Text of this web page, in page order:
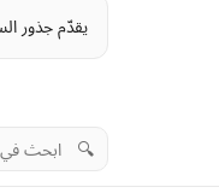
يقدّم جذور السلطة في أبها 28 صنفاً موزّعة على 4 تصنيف. تبدأ
🔍